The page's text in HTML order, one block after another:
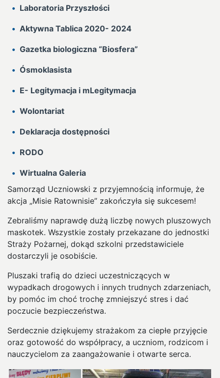
Laboratoria Przyszłości
Aktywna Tablica 2020- 2024
Gazetka biologiczna “Biosfera”
Ósmoklasista
E- Legitymacja i mLegitymacja
Wolontariat
Deklaracja dostępności
RODO
Wirtualna Galeria
Samorząd Uczniowski z przyjemnością informuje, że
akcja „Misie Ratownisie” zakończyła się sukcesem!
Zebraliśmy naprawdę dużą liczbę nowych pluszowych
maskotek. Wszystkie zostały przekazane do jednostki
Straży Pożarnej, dokąd szkolni przedstawiciele
dostarczyli je osobiście.
Pluszaki trafią do dzieci uczestniczących w
wypadkach drogowych i innych trudnych zdarzeniach,
by pomóc im choć trochę zmniejszyć stres i dać
poczucie bezpieczeństwa.
Serdecznie dziękujemy strażakom za ciepłe przyjęcie
oraz gotowość do współpracy, a uczniom, rodzicom i
nauczycielom za zaangażowanie i otwarte serca.